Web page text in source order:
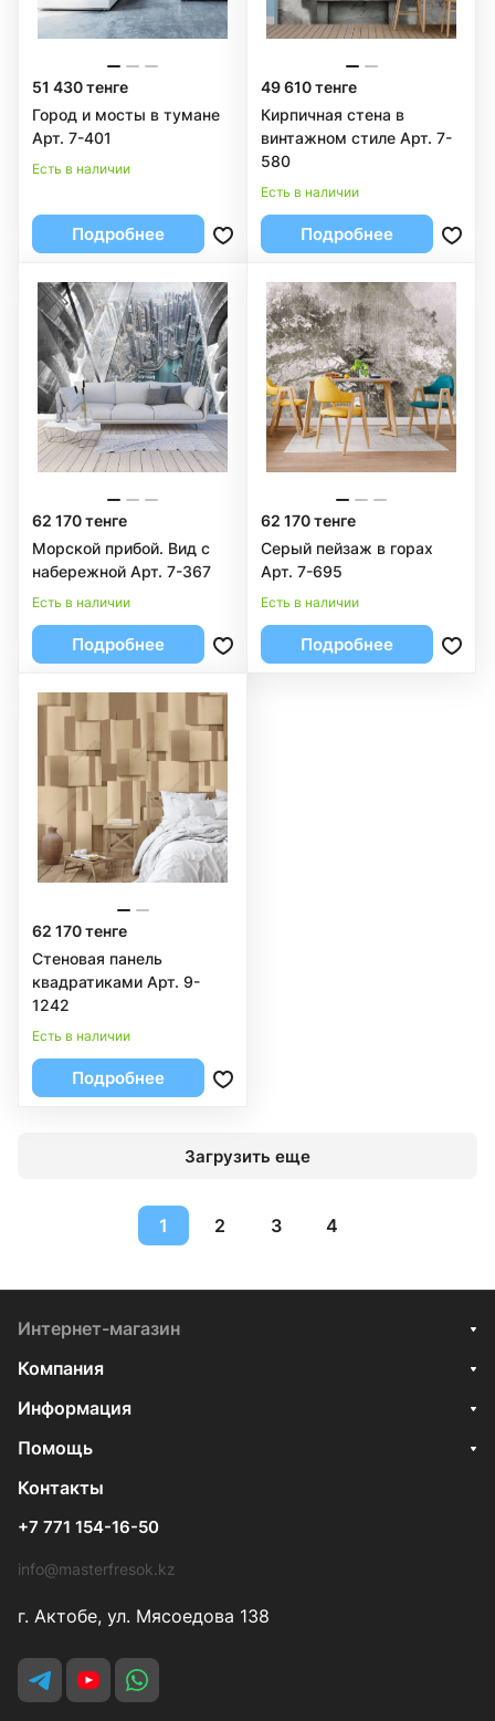
51 430 тенге
Город и мосты в тумане
Арт. 7-401
Есть в наличии
Подробнее
49 610 тенге
Кирпичная стена в
винтажном стиле Арт. 7-
580
Есть в наличии
Подробнее
62 170 тенге
Морской прибой. Вид с
набережной Арт. 7-367
Есть в наличии
Подробнее
62 170 тенге
Серый пейзаж в горах
Арт. 7-695
Есть в наличии
Подробнее
62 170 тенге
Стеновая панель
квадратиками Арт. 9-
1242
Есть в наличии
Подробнее
Загрузить еще
1 2 3 4
Интернет-магазин
Компания
Информация
Помощь
Контакты
+7 771 154-16-50
info@masterfresok.kz
г. Актобе, ул. Мясоедова 138